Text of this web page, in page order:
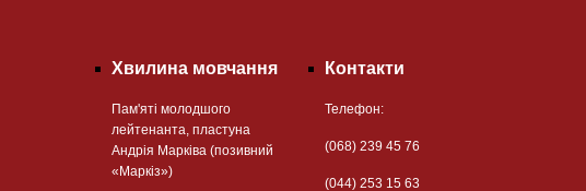
Хвилина мовчання
Пам'яті молодшого
лейтенанта, пластуна
Андрія Марківа (позивний
«Маркіз»)
Контакти
Телефон:
(068) 239 45 76
(044) 253 15 63